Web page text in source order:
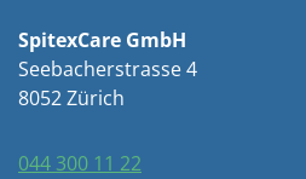
SpitexCare GmbH
Seebacherstrasse 4
8052 Zürich
044 300 11 22